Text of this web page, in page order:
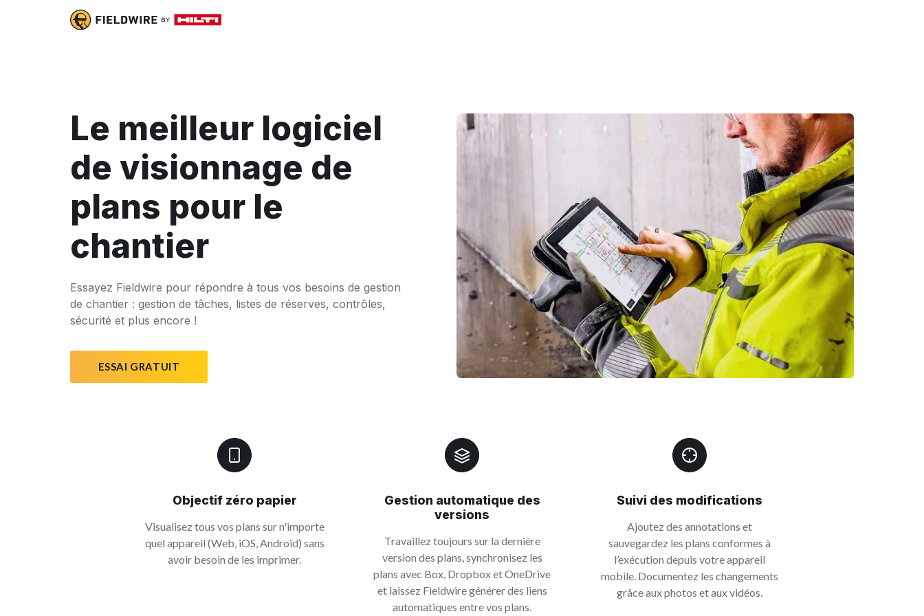
Le meilleur logiciel
de visionnage de
plans pour le
chantier
Essayez Fieldwire pour répondre à tous vos besoins de gestion
de chantier : gestion de tâches, listes de réserves, contrôles,
sécurité et plus encore !
ESSAI GRATUIT
Objectif zéro papier
Visualisez tous vos plans sur n'importe
quel appareil (Web, iOS, Android) sans
avoir besoin de les imprimer.
Gestion automatique des
versions
Travaillez toujours sur la dernière
version des plans, synchronisez les
plans avec Box, Dropbox et OneDrive
et laissez Fieldwire générer des liens
automatiques entre vos plans.
Suivi des modifications
Ajoutez des annotations et
sauvegardez les plans conformes à
l’exécution depuis votre appareil
mobile. Documentez les changements
grâce aux photos et aux vidéos.